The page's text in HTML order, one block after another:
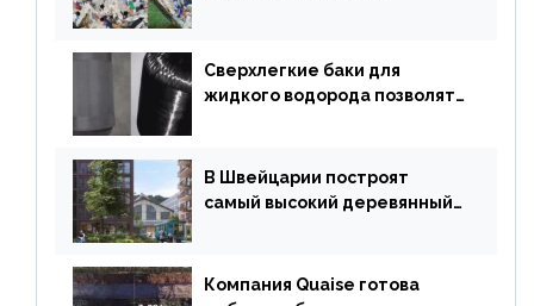
Сверхлегкие баки для
жидкого водорода позволят
В Швейцарии построят
самый высокий деревянный
Компания Quaise готова